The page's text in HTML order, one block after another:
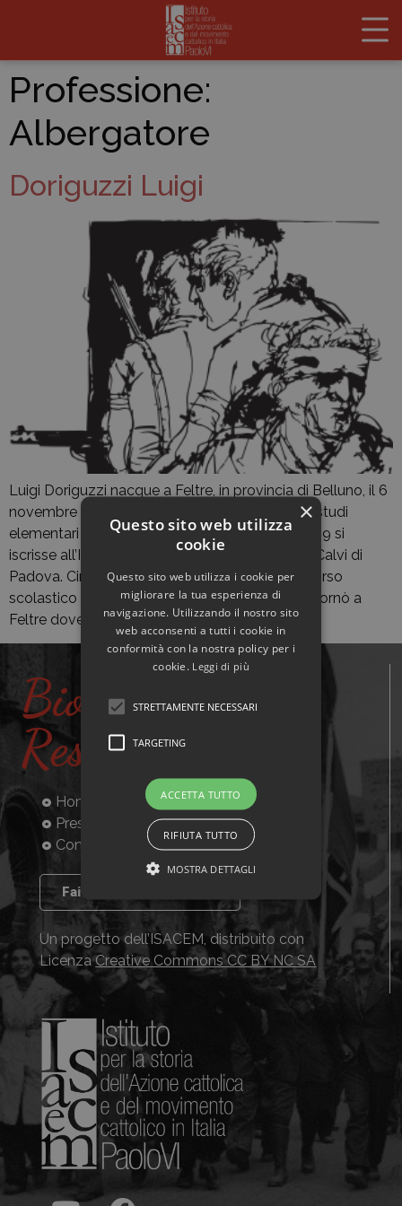
Professione:
Albergatore
Doriguzzi Luigi
Luigi Doriguzzi nacque a Feltre, in provincia di Belluno, il 6
novembre del 1915. Dopo aver frequentato gli studi
elementari e medi presso la città natale, nel 1929 si
iscrisse all’Istituto commerciale Pier Fortunato Calvi di
Padova. Cinque anni più tardi, terminato il percorso
scolastico e ottenuto il diploma da ragioniere, tornò a
Feltre dove […]
Biografie
Resistenti
Home
Presentazione
Consulta la banca dati
Fai crescere il progetto
Un progetto dell’ISACEM, distribuito con
LicenzaCreative Commons CC BY NC SA
×
Questo sito web utilizza
cookie
Questo sito web utilizza i cookie per
migliorare la tua esperienza di
navigazione. Utilizzando il nostro sito
web acconsenti a tutti i cookie in
conformità con la nostra policy per i
cookie. Leggi di più
STRETTAMENTE NECESSARI
TARGETING
ACCETTA TUTTO
RIFIUTA TUTTO
MOSTRA DETTAGLI